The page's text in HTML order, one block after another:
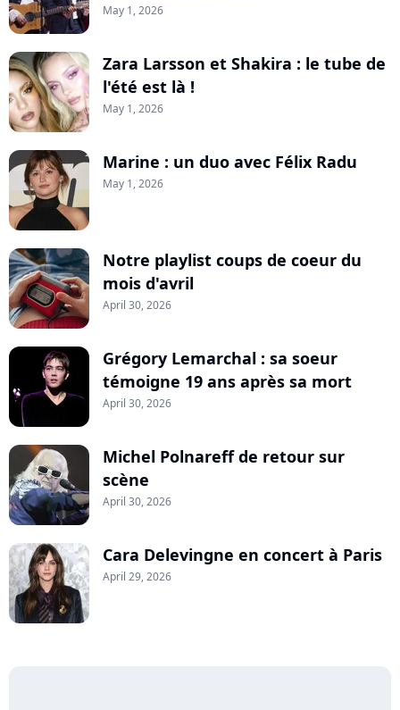
May 1, 2026
Zara Larsson et Shakira : le tube de
l'été est là !
May 1, 2026
Marine : un duo avec Félix Radu
May 1, 2026
Notre playlist coups de coeur du
mois d'avril
April 30, 2026
Grégory Lemarchal : sa soeur
témoigne 19 ans après sa mort
April 30, 2026
Michel Polnareff de retour sur
scène
April 30, 2026
Cara Delevingne en concert à Paris
April 29, 2026